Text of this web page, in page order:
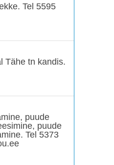
Tel 5595
Tähe tn kandis.
puude
puude
Tel 5373